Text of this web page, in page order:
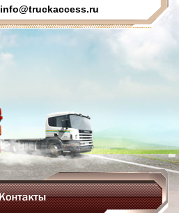
info@truckaccess.ru